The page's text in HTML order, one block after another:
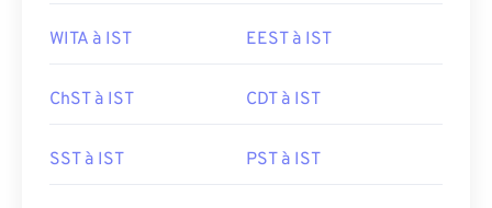
WITA à IST EEST à IST
ChST à IST CDT à IST
SST à IST PST à IST